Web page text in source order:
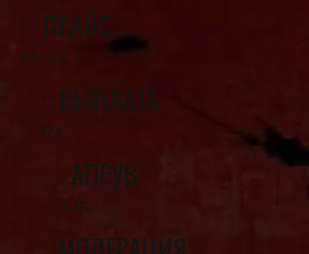
ПРАЙС
44 грн
ВЫПЛАТА
17$
АПРУВ
21,2%